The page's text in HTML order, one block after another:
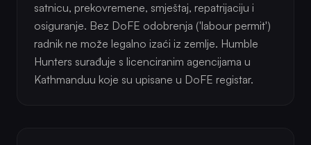
satnicu, prekovremene, smještaj, repatrijaciju i
osiguranje. Bez DoFE odobrenja ('labour permit')
radnik ne može legalno izaći iz zemlje. Humble
Hunters surađuje s licenciranim agencijama u
Kathmanduu koje su upisane u DoFE registar.